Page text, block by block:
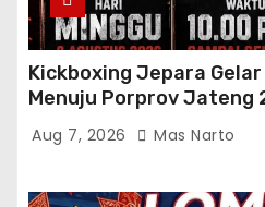
Kickboxing Jepara
Menuju Porprov Jateng
Fisik dan Teknik Atlet
Aug 7, 2026 Mas Narto